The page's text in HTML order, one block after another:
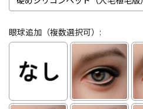
眼球追加（複数選択可）: